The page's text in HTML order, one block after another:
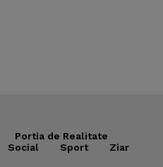
Portia de Realitate
Social Sport Ziar